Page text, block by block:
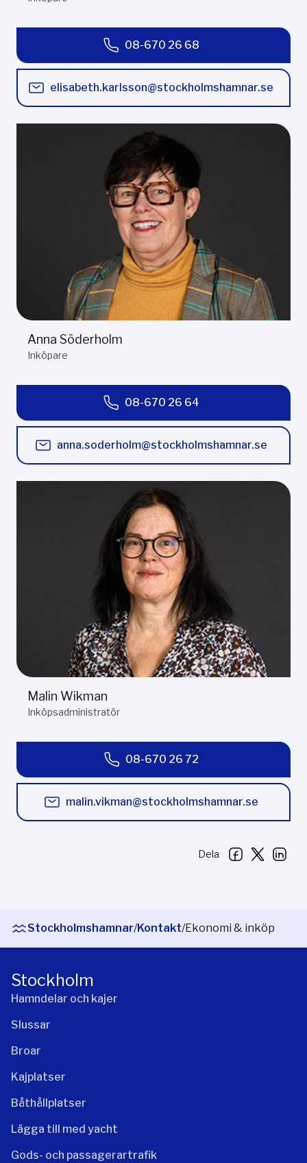
08-670 26 68
elisabeth.karlsson@stockholmshamnar.se
Anna Söderholm
Inköpare
08-670 26 64
anna.soderholm@stockholmshamnar.se
Malin Wikman
Inköpsadministratör
08-670 26 72
malin.vikman@stockholmshamnar.se
Dela
Stockholmshamnar/Kontakt/Ekonomi & inköp
Stockholm
Hamndelar och kajer
Slussar
Broar
Kajplatser
Båthållplatser
Lägga till med yacht
Gods- och passagerartrafik